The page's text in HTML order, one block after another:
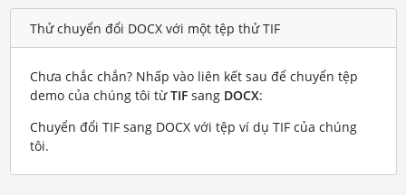
Thử chuyển đổi DOCX với một tệp thử TIF
Chưa chắc chắn? Nhấp vào liên kết sau để chuyển tệp
demo của chúng tôi từTIFsang DOCX:
Chuyển đổi TIF sang DOCX với tệp ví dụ TIF của chúng
tôi.